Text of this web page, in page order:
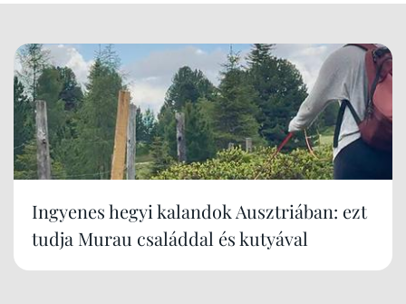
Ingyenes hegyi kalandok Ausztriában: ezt
tudja Murau családdal és kutyával